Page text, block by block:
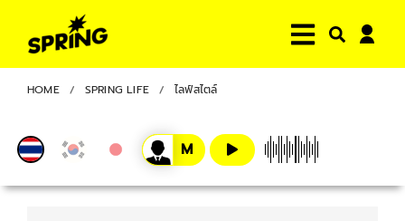
HOME SPRING LIFE ไลฟ์สไตล์